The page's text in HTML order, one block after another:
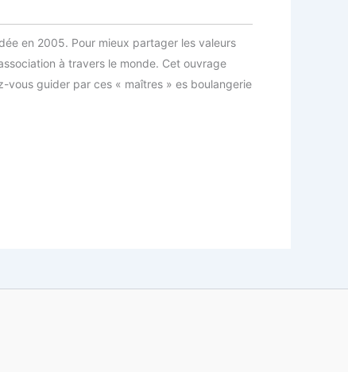
en 2005. Pour mieux partager les valeurs
à travers le monde. Cet ouvrage
vous guider par ces « maîtres » es boulangerie